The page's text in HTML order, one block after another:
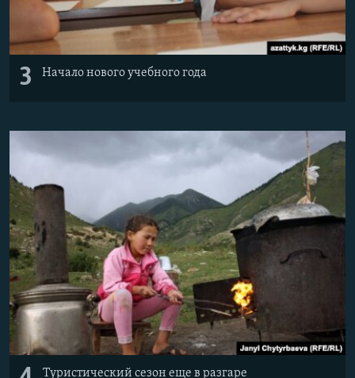
3 Начало нового учебного года
Туристический сезон еще в разгаре